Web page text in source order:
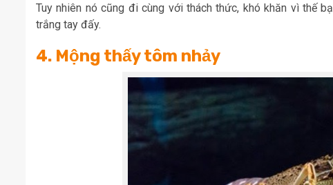
Tuy nhiên nó cũng đi cùng với thách thức, khó khăn vì thế
trắng tay đấy.
4. Mộng thấy tôm nhảy